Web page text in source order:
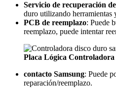
Servicio de recuperación
duro utilizando herramientas
PCB de reemplazo: Puede
reemplazo, puede intentar
Placa Lógica
contacto Samsung: Puede
reparación/reemplazo.